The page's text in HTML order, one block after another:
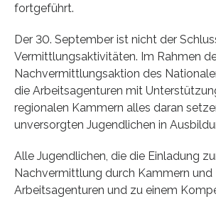
fortgeführt.
Der 30. September ist nicht der
Vermittlungsaktivitäten. Im Rahmen
Nachvermittlungsaktion des
die Arbeitsagenturen mit
regionalen Kammern alles daran
unversorgten Jugendlichen in
Alle Jugendlichen, die die Einladung
Nachvermittlung durch Kammern und
Arbeitsagenturen und zu einem